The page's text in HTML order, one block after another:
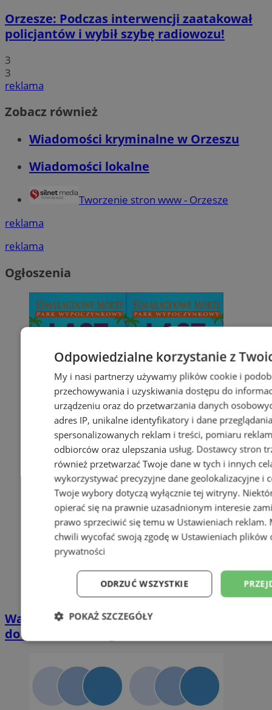
Orzesze: Podczas interwencji zaatakował
policjantów i wybił szybę radiowozu!
3
3
reklama
Zobacz również
Wiadomości kryminalne w Orzeszu
Wiadomości lokalne
Tworzenie stron www - Orzesze
reklama
reklama
Ogłoszenia
Wakacyjny wypoczynek nad Bałtykiem w
domkach Szmaragdowe Morze
Odpowiedzialne korzystanie z
My i nasi partnerzy używamy plików cookie i
przechowywania i uzyskiwania dostępu do
urządzeniu oraz do przetwarzania danych
adres IP, unikalne identyfikatory i dane
spersonalizowanych reklam i treści, pomiaru
odbiorców oraz ulepszania usług. Dostawcy stron
również przetwarzać Twoje dane w tych i innych
wykorzystywać precyzyjne dane geolokalizacyjne i
Twoje wybory dotyczą wyłącznie tej witryny.
opierać się na prawnie uzasadnionym interesie
prawo sprzeciwić się temu w Ustawieniach reklam.
chwili wycofać swoją zgodę w Ustawieniach plików
prywatności
ODRZUĆ WSZYSTKIE
POKAŻ SZCZEGÓŁY
Niezbędne Wydajność
Niesklasyfikowane